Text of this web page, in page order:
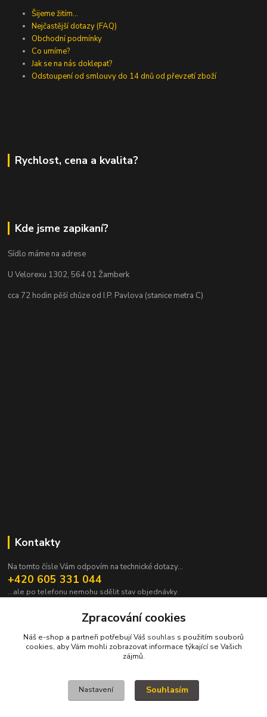
Šijeme žitím...
Nejčastější dotazy (FAQ)
Obchodní podmínky
Co umíme?
Jak se na nás doklepat?
Odstoupení od smlouvy do 14 dnů od převzetí zboží
Rychlost, cena a kvalita?
Kde jsme zapikaní?
Sídlo máme na adrese
U Velorexu 1302, 564 01 Žamberk
cca 72 hodin pěší chůze od I.P. Pavlova (stanice metra C)
Kontakty
Na tomto čísle Vám odpovím na technické dotazy...
+420 605 331 044
...ale po telefonu nemohu sdělit stav objednávky.
pavek@janpavek.com
VŠECHNY VÝROBKY V TOMTO ESHOPU JSOU VYRÁBĚNY NA ZAKÁZKU a
Zpracování cookies
Náš e-shop a partneři potřebují Váš souhlas s použitím souborů
cookies, aby Vám mohli zobrazovat informace týkající se Vašich
zájmů.
Nastavení Souhlasím